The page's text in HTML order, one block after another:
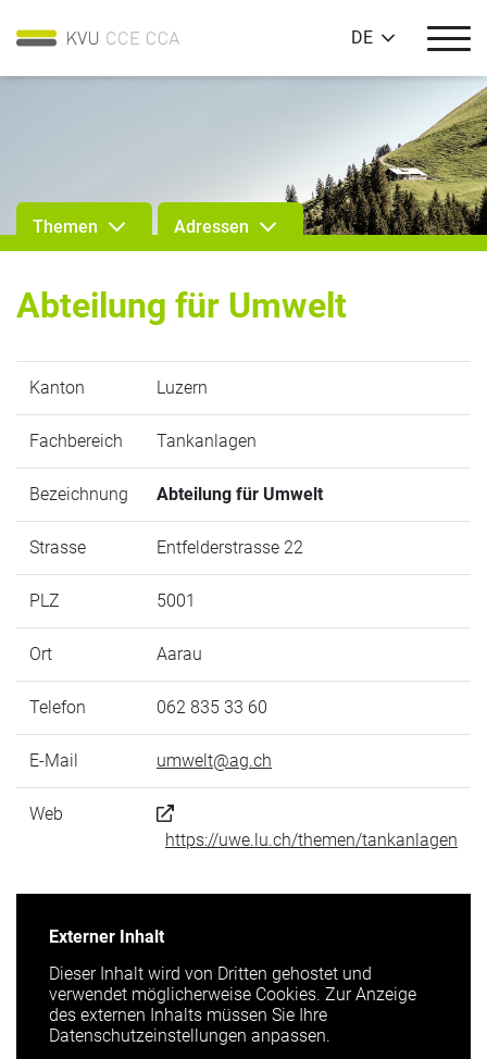
DE
Themen Adressen
Abteilung für Umwelt
Kanton Luzern
Fachbereich Tankanlagen
Bezeichnung Abteilung für Umwelt
Strasse Entfelderstrasse 22
PLZ 5001
Ort Aarau
Telefon 062 835 33 60
E-Mail umwelt@ag.ch
Web
https://uwe.lu.ch/themen/tankanlagen
Externer Inhalt
Dieser Inhalt wird von Dritten gehostet und
verwendet möglicherweise Cookies. Zur Anzeige
des externen Inhalts müssen Sie Ihre
Datenschutzeinstellungen anpassen.